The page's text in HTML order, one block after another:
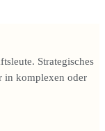
Strategisches
in komplexen oder